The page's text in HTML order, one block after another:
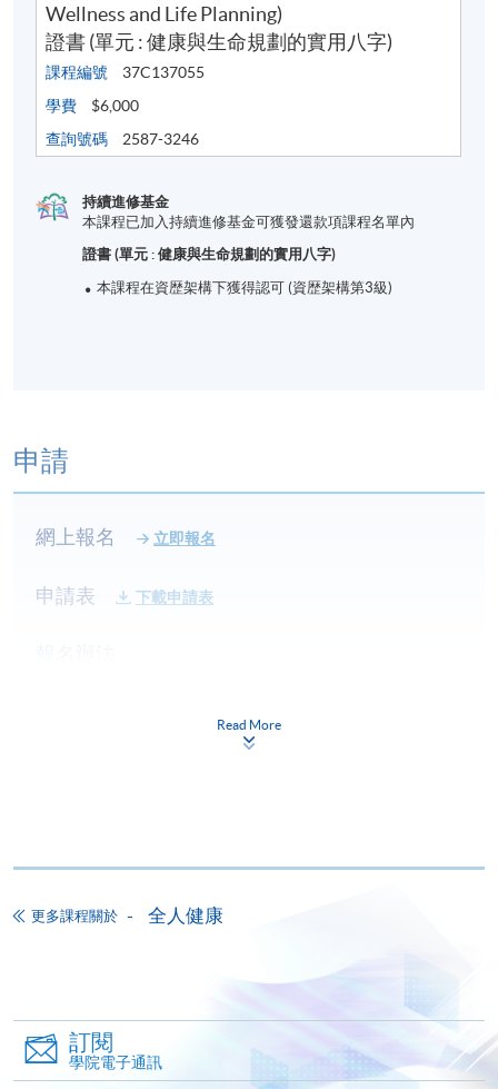
Wellness and Life Planning)
證書 (單元 : 健康與生命規劃的實用八字)
課程編號
37C137055
學費
$6,000
查詢號碼
2587-3246
持續進修基金
本課程已加入持續進修基金可獲發還款項課程名單內
證書 (單元 : 健康與生命規劃的實用八字)
本課程在資歴架構下獲得認可 (資歴架構第3級)
申請
網上報名 立即報名
申請表 下載申請表
香港大學專業進修學院提供24小時網上報名及繳費服
務，申請人可通過網上申請個別學歷頒授課程和報讀
讀學歷頒授課程設有網上服務，在學學員亦可以「微
Alipay) 或 「轉數快」(FPS) 繳付學費。
填寫網上報名表格
申請人可按該課程網頁的右上角的
Read More
更多課程關於 全人健康
訂閱
學院電子通訊